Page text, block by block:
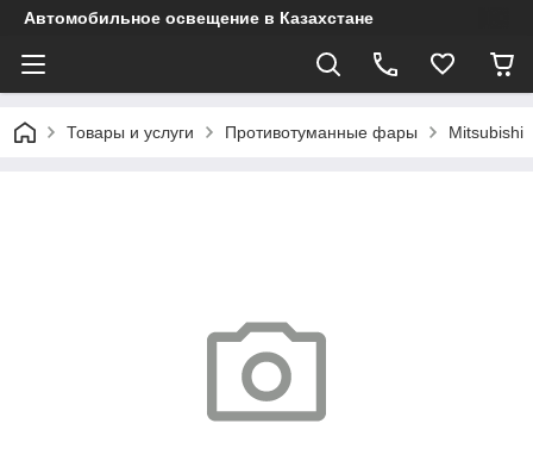
Автомобильное освещение в Казахстане
Товары и услуги Противотуманные фары Mitsubishi